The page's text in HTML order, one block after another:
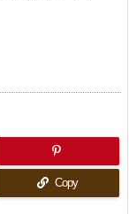
Copy